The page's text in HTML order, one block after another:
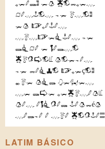
real, em cobres
gastos de uso,
em pratas
suspeitas de
liga e falso
cunho; moedas
de baixo preço,
que mil vezes
se lhe recusam;
mas afinal também
salda a sua conta.
LATIM BÁSICO